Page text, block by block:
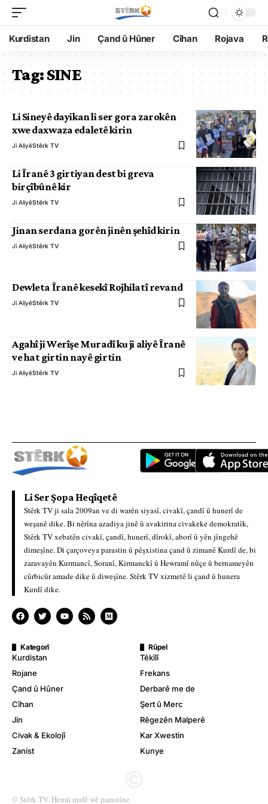
Kurdistan Jin Çand û Hûner Cîhan Rojava
Tag:SINE
Li Sineyê dayikan li ser gora zarokên
xwe daxwaza edaletê kirin
Ji AliyêStêrk TV
Li Îranê 3 girtiyan dest bi greva
birçîbûnê kir
Ji AliyêStêrk TV
Jinan serdana gorên jinên şehîd kirin
Ji AliyêStêrk TV
Dewleta Îranê kesekî Rojhilatî revand
Ji AliyêStêrk TV
Agahî ji Werîşe Muradî ku ji aliyê Îranê
ve hat girtin nayê girtin
Ji AliyêStêrk TV
Li Ser Şopa Heqîqetê
Stêrk TV ji sala 2009an ve di warên siyasî, civakî, çandî û hunerî de
weşanê dike. Bi nêrîna azadiya jinê û avakirina civakeke demokratîk,
Stêrk TV xebatên civakî, çandî, hunerî, dîrokî, aborî û yên jîngehê
dimeşîne. Di çarçoveya parastin û pêşxistina çand û zimanê Kurdî de, bi
zaravayên Kurmancî, Soranî, Kirmanckî û Hewramî nûçe û bernameyên
cûrbicûr amade dike û diweşîne. Stêrk TV xizmetê li çand û hunera
Kurdî dike.
Kategorî
Kurdistan
Rojane
Çand û Hûner
Cîhan
Jin
Civak & Ekolojî
Zanist
Rûpel
Têkîlî
Frekans
Derbarê me de
Şert û Merc
Rêgezên Malperê
Kar Xwestin
Kunye
© Stêrk TV. Hemû mafê wê parastîne